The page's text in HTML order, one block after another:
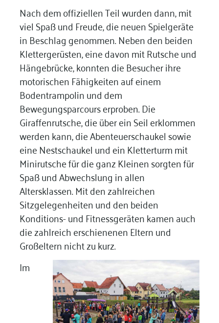
Nach dem offiziellen Teil wurden dann, mit
viel Spaß und Freude, die neuen Spielgeräte
in Beschlag genommen. Neben den beiden
Klettergerüsten, eine davon mit Rutsche und
Hängebrücke, konnten die Besucher ihre
motorischen Fähigkeiten auf einem
Bodentrampolin und dem
Bewegungsparcours erproben. Die
Giraffenrutsche, die über ein Seil erklommen
werden kann, die Abenteuerschaukel sowie
eine Nestschaukel und ein Kletterturm mit
Minirutsche für die ganz Kleinen sorgten für
Spaß und Abwechslung in allen
Altersklassen. Mit den zahlreichen
Sitzgelegenheiten und den beiden
Konditions- und Fitnessgeräten kamen auch
die zahlreich erschienenen Eltern und
Großeltern nicht zu kurz.
Im